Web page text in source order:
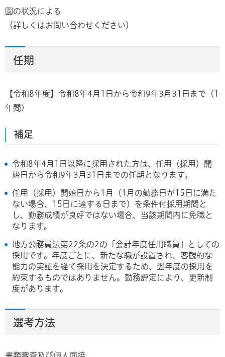
園の状況による
（詳しくはお問い合わせください）
任期
【令和8年度】令和8年4月1日から令和9年3月31日まで（1
年間)
補足
令和8年4月1日以降に採用された方は、任用（採用）開
始日から令和9年3月31日までの任期となります。
任用（採用）開始日から1月（1月の勤務日が15日に満た
ない場合、15日に達する日まで）を条件付採用期間と
し、勤務成績が良好ではない場合、当該期間内に免職と
なります。
地方公務員法第22条の2の「会計年度任用職員」としての
採用です。年度ごとに、新たな職が設置され、客観的な
能力の実証を経て採用を決定するため、翌年度の採用を
約束するものではありません。勤務評定により、更新制
度があります。
選考方法